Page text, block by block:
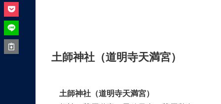
土師神社（道明寺天満宮）
土師神社（道明寺天満宮）